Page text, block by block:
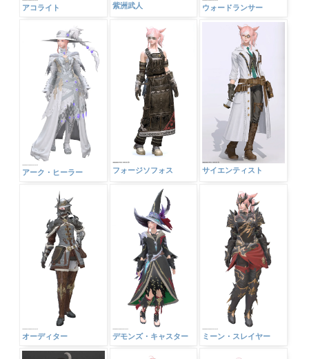
アコライト 紫洲武人 ウォードランサー
アーク・ヒーラー フォージソフォス サイエンティスト
オーディター デモンズ・キャスター ミーン・スレイヤー